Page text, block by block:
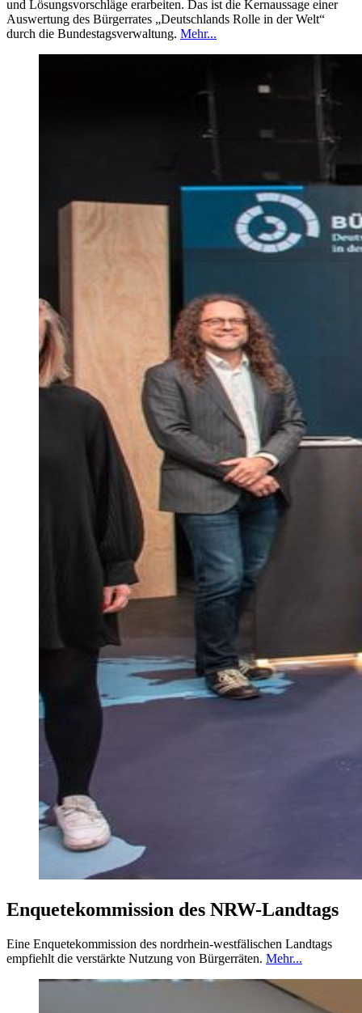
und Lösungsvorschläge erarbeiten. Das ist die Kernaussage einer
Auswertung des Bürgerrates „Deutschlands Rolle in der Welt“
durch die Bundestagsverwaltung. Mehr...
Enquetekommission des NRW-Landtags
Eine Enquetekommission des nordrhein-westfälischen Landtags
empfiehlt die verstärkte Nutzung von Bürgerräten. Mehr...